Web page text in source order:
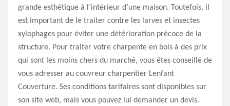
grande esthétique à l’intérieur d’une maison. Toutefois, il
est important de le traiter contre les larves et insectes
xylophages pour éviter une détérioration précoce de la
structure. Pour traiter votre charpente en bois à des prix
qui sont les moins chers du marché, vous êtes conseillé de
vous adresser au couvreur charpentier Lenfant
Couverture. Ses conditions tarifaires sont disponibles sur
son site web, mais vous pouvez lui demander un devis.